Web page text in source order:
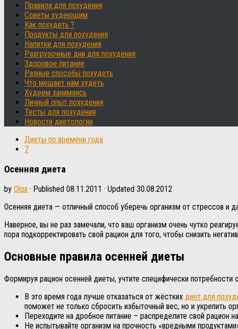
Правила для похудения
Советы худеющим
Как похудеть ?
Продукты для похудения
Напитки для похудения
Разгрузочные дни для похудения
Здоровое питание
Разные способы похудеть
Что мешает нам худеть
Худеем занимаясь
Личный опыт похудения
Тесты для похудения
Новости диетологии
Диеты по времени года
7
Осенняя диета
by Olga · Published 08.11.2011 · Updated 30.08.2012
Осенняя диета — отличный способ уберечь организм от стрессов и
Наверное, вы не раз замечали, что ваш организм очень чутко
пора подкорректировать свой рацион для того, чтобы снизить
Основные правила осенней диеты
Формируя рацион осенней диеты, учтите специфически
В это время года лучше отказаться от жёстких диет для
поможет не только сбросить избыточный вес, но и укрепить
Переходите на дробное питание – распределите свой
Не испытывайте организм на прочность «вредными